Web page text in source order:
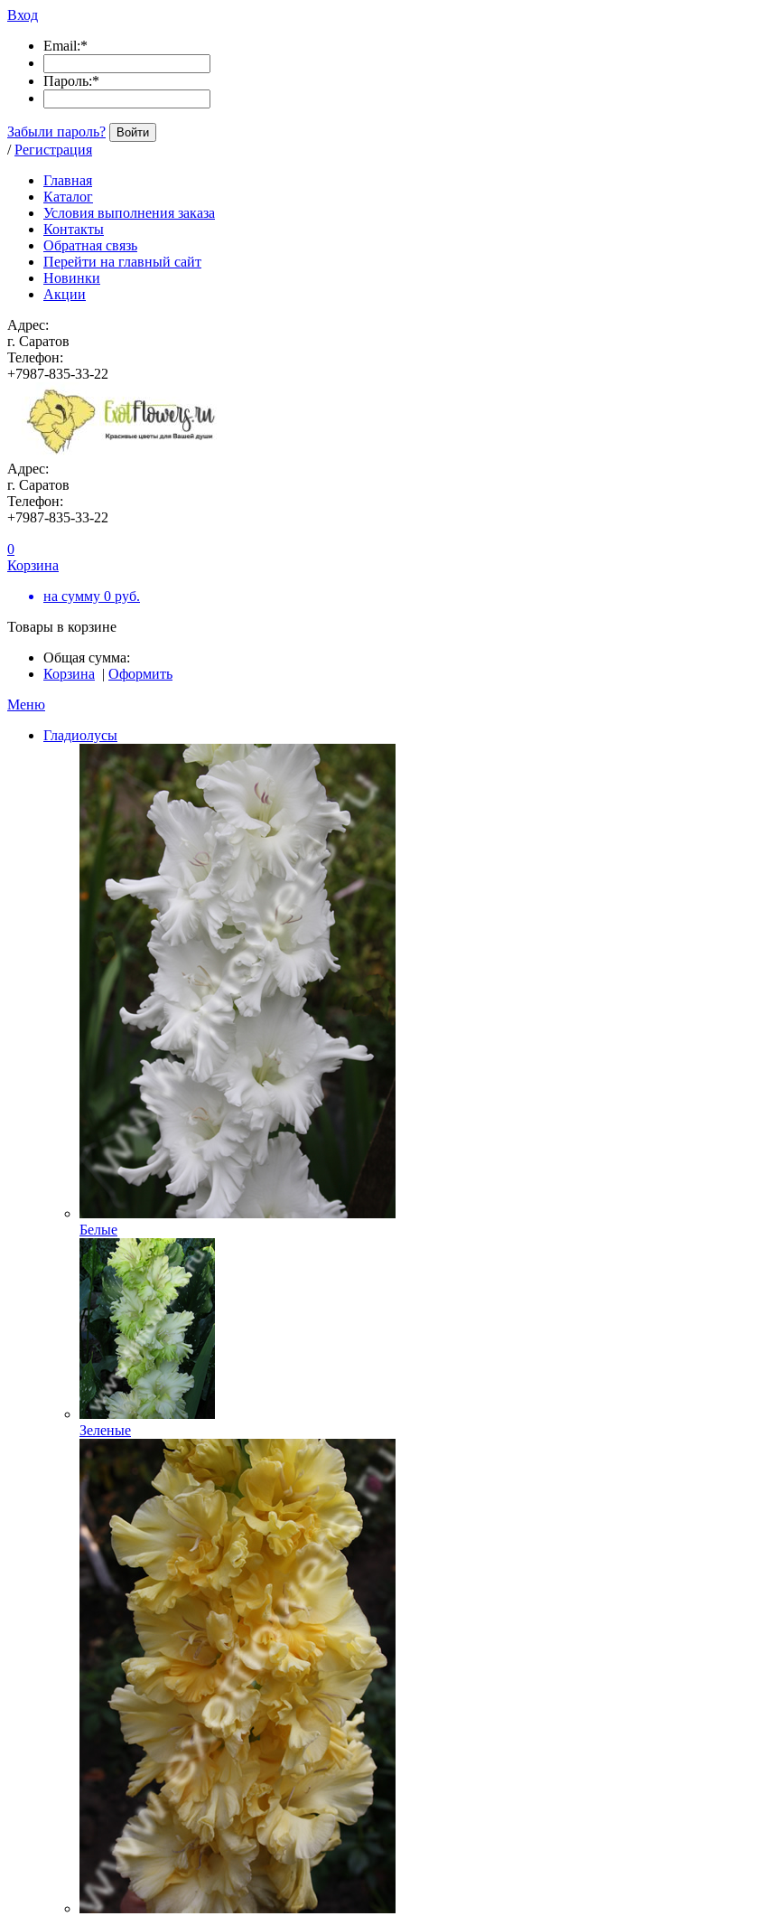
Вход
Email:*
Пароль:*
Забыли пароль? Войти
/ Регистрация
Главная
Каталог
Условия выполнения заказа
Контакты
Обратная связь
Перейти на главный сайт
Новинки
Акции
Адрес:
г. Саратов
Телефон:
+7987-835-33-22
Адрес:
г. Саратов
Телефон:
+7987-835-33-22
0
Корзина
на сумму 0 руб.
Товары в корзине
Общая сумма:
Корзина | Оформить
Меню
Гладиолусы
Белые
Зеленые